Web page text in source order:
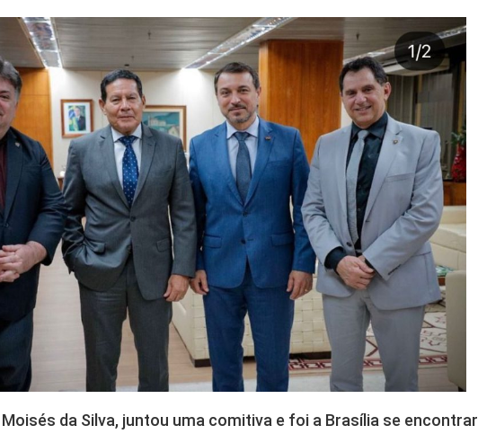
da Silva, juntou uma comitiva e foi a Brasília se encontrar